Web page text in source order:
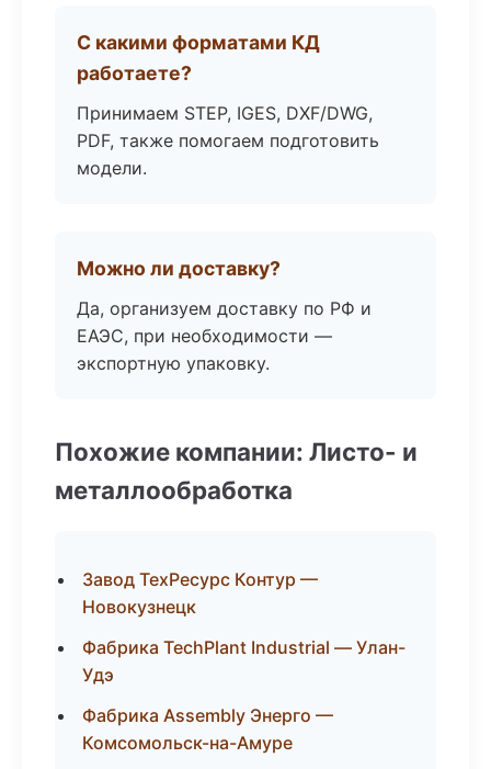
С какими форматами КД
работаете?
Принимаем STEP, IGES, DXF/DWG,
PDF, также помогаем подготовить
модели.
Можно ли доставку?
Да, организуем доставку по РФ и
ЕАЭС, при необходимости —
экспортную упаковку.
Похожие компании: Листо- и
металлообработка
Завод ТехРесурс Контур —
Новокузнецк
Фабрика TechPlant Industrial — Улан-
Удэ
Фабрика Assembly Энерго —
Комсомольск-на-Амуре